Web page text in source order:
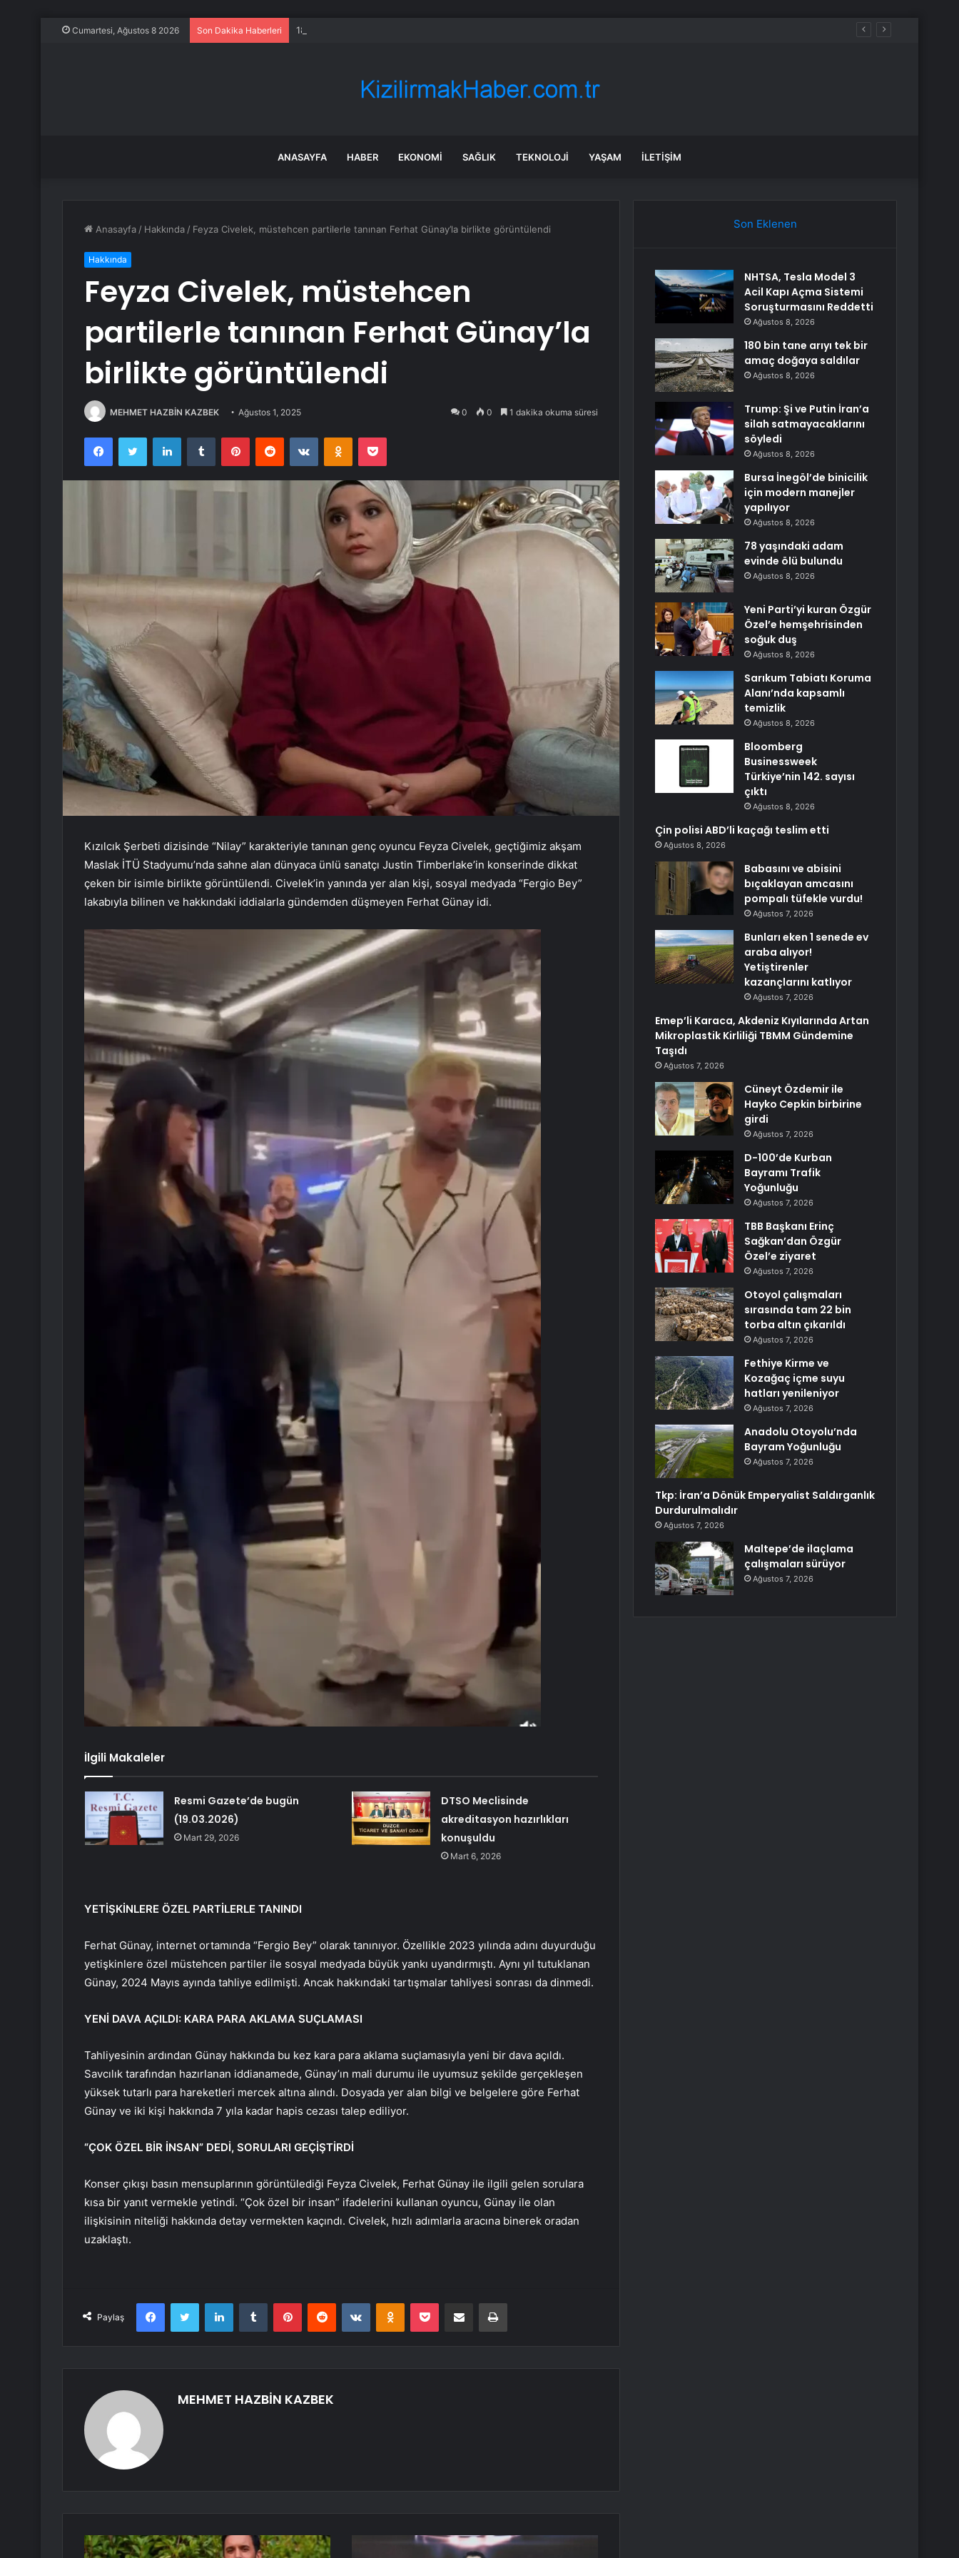
Cumartesi, Ağustos 8 2026 Son Dakika Haberleri 180 bin tane arıyı tek bir amaç doğaya saldılar
ANASAYFA HABER EKONOMI SAĞLIK TEKNOLOJI YAŞAM İLETIŞIM
Anasayfa / Hakkında / Feyza Civelek, müstehcen partilerle tanınan Ferhat Günay’la birlikte görüntülendi
Hakkında
Feyza Civelek, müstehcen
partilerle tanınan Ferhat Günay’la
birlikte görüntülendi
MEHMET HAZBİN KAZBEK Ağustos 1, 2025 0 0 1 dakika okuma süresi
FacebookTwitter LinkedInTumblr PinterestReddit VKontakteOdnoklassniki
Pocket
Kızılcık Şerbeti dizisinde “Nilay” karakteriyle tanınan genç oyuncu Feyza Civelek, geçtiğimiz akşam
Maslak İTÜ Stadyumu’nda sahne alan dünyaca ünlü sanatçı Justin Timberlake’in konserinde dikkat
çeken bir isimle birlikte görüntülendi. Civelek’in yanında yer alan kişi, sosyal medyada “Fergio Bey”
lakabıyla bilinen ve hakkındaki iddialarla gündemden düşmeyen Ferhat Günay idi.
İlgili Makaleler
Resmi Gazete’de bugün
(19.03.2026)
Mart 29, 2026
DTSO Meclisinde
akreditasyon hazırlıkları
konuşuldu
Mart 6, 2026
YETİŞKİNLERE ÖZEL PARTİLERLE TANINDI
Ferhat Günay, internet ortamında “Fergio Bey” olarak tanınıyor. Özellikle 2023 yılında adını duyurduğu
yetişkinlere özel müstehcen partiler ile sosyal medyada büyük yankı uyandırmıştı. Aynı yıl tutuklanan
Günay, 2024 Mayıs ayında tahliye edilmişti. Ancak hakkındaki tartışmalar tahliyesi sonrası da dinmedi.
YENİ DAVA AÇILDI: KARA PARA AKLAMA SUÇLAMASI
Tahliyesinin ardından Günay hakkında bu kez kara para aklama suçlamasıyla yeni bir dava açıldı.
Savcılık tarafından hazırlanan iddianamede, Günay’ın mali durumu ile uyumsuz şekilde gerçekleşen
yüksek tutarlı para hareketleri mercek altına alındı. Dosyada yer alan bilgi ve belgelere göre Ferhat
Günay ve iki kişi hakkında 7 yıla kadar hapis cezası talep ediliyor.
“ÇOK ÖZEL BİR İNSAN” DEDİ, SORULARI GEÇİŞTİRDİ
Konser çıkışı basın mensuplarının görüntülediği Feyza Civelek, Ferhat Günay ile ilgili gelen sorulara
kısa bir yanıt vermekle yetindi. “Çok özel bir insan” ifadelerini kullanan oyuncu, Günay ile olan
ilişkisinin niteliği hakkında detay vermekten kaçındı. Civelek, hızlı adımlarla aracına binerek oradan
uzaklaştı.
Paylaş
FacebookTwitter LinkedInTumblr PinterestReddit VKontakteOdnoklassniki
Pocket E-Posta ile paylaş Yazdır
MEHMET HAZBİN KAZBEK
Son Eklenen
NHTSA, Tesla Model 3
Acil Kapı Açma Sistemi
Soruşturmasını Reddetti
Ağustos 8, 2026
180 bin tane arıyı tek bir
amaç doğaya saldılar
Ağustos 8, 2026
Trump: Şi ve Putin İran’a
silah satmayacaklarını
söyledi
Ağustos 8, 2026
Bursa İnegöl’de binicilik
için modern manejler
yapılıyor
Ağustos 8, 2026
78 yaşındaki adam
evinde ölü bulundu
Ağustos 8, 2026
Yeni Parti’yi kuran Özgür
Özel’e hemşehrisinden
soğuk duş
Ağustos 8, 2026
Sarıkum Tabiatı Koruma
Alanı’nda kapsamlı
temizlik
Ağustos 8, 2026
Bloomberg
Businessweek
Türkiye’nin 142. sayısı
çıktı
Ağustos 8, 2026
Çin polisi ABD’li kaçağı teslim etti
Ağustos 8, 2026
Babasını ve abisini
bıçaklayan amcasını
pompalı tüfekle vurdu!
Ağustos 7, 2026
Bunları eken 1 senede ev
araba alıyor!
Yetiştirenler
kazançlarını katlıyor
Ağustos 7, 2026
Emep’li Karaca, Akdeniz Kıyılarında Artan
Mikroplastik Kirliliği TBMM Gündemine
Taşıdı
Ağustos 7, 2026
Cüneyt Özdemir ile
Hayko Cepkin birbirine
girdi
Ağustos 7, 2026
D-100’de Kurban
Bayramı Trafik
Yoğunluğu
Ağustos 7, 2026
TBB Başkanı Erinç
Sağkan’dan Özgür
Özel’e ziyaret
Ağustos 7, 2026
Otoyol çalışmaları
sırasında tam 22 bin
torba altın çıkarıldı
Ağustos 7, 2026
Fethiye Kirme ve
Kozağaç içme suyu
hatları yenileniyor
Ağustos 7, 2026
Anadolu Otoyolu’nda
Bayram Yoğunluğu
Ağustos 7, 2026
Tkp: İran’a Dönük Emperyalist Saldırganlık
Durdurulmalıdır
Ağustos 7, 2026
Maltepe’de ilaçlama
çalışmaları sürüyor
Ağustos 7, 2026